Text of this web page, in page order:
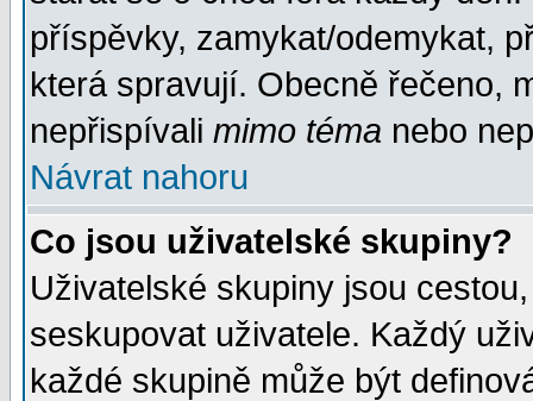
příspěvky, zamykat/odemykat,
která spravují. Obecně řečeno,
nepřispívali mimo téma nebo
Návrat nahoru
Co jsou uživatelské skupiny?
Uživatelské skupiny jsou
seskupovat uživatele. Každý
každé skupině může být